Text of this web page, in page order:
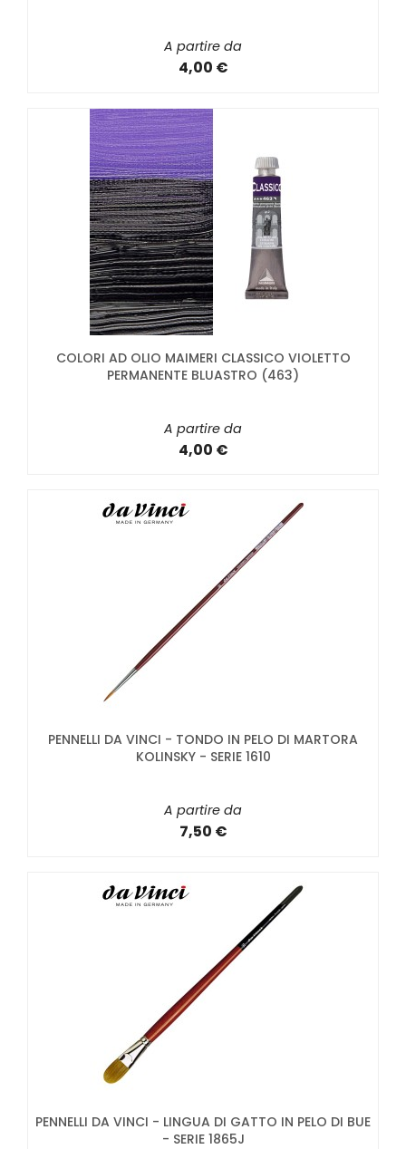
A partire da
4,00 €
COLORI AD OLIO MAIMERI CLASSICO VIOLETTO
PERMANENTE BLUASTRO (463)
A partire da
4,00 €
PENNELLI DA VINCI - TONDO IN PELO DI MARTORA
KOLINSKY - SERIE 1610
A partire da
7,50 €
PENNELLI DA VINCI - LINGUA DI GATTO IN PELO DI BUE
- SERIE 1865J